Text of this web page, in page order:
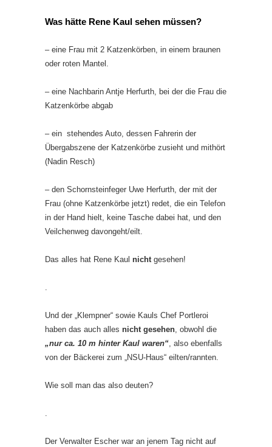
Was hätte Rene Kaul sehen müssen?
– eine Frau mit 2 Katzenkörben, in einem braunen
oder roten Mantel.
– eine Nachbarin Antje Herfurth, bei der die Frau die
Katzenkörbe abgab
– ein stehendes Auto, dessen Fahrerin der
Übergabszene der Katzenkörbe zusieht und mithört
(Nadin Resch)
– den Schornsteinfeger Uwe Herfurth, der mit der
Frau (ohne Katzenkörbe jetzt) redet, die ein Telefon
in der Hand hielt, keine Tasche dabei hat, und den
Veilchenweg davongeht/eilt.
Das alles hat Rene Kaul nichtgesehen!
.
Und der „Klempner“ sowie Kauls Chef Portleroi
haben das auch alles nicht gesehen, obwohl die
„nur ca. 10 m hinter Kaul waren“, also ebenfalls
von der Bäckerei zum „NSU-Haus“ eilten/rannten.
Wie soll man das also deuten?
.
Der Verwalter Escher war an jenem Tag nicht auf